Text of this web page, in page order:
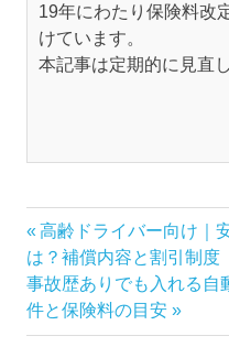
19年にわたり保険料改
けています。
本記事は定期的に見直
投
稿
ナ
ビ
前
の
記
事:
高齢ドライバー向け｜
は？補償内容と割引制度
次
の
記
事故歴ありでも入れる自
件と保険料の目安